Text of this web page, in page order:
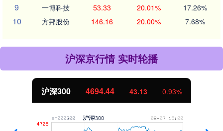
9 一博科技 53.33 20.01% 17.26%
10 方邦股份 146.16 20.00% 7.68%
沪深京行情 实时轮播
沪深300 4694.44 43.13 0.93%